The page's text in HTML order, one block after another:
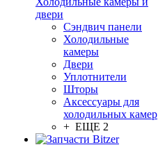
двери
Сэндвич панели
Холодильные
камеры
Двери
Уплотнители
Шторы
Аксессуары для
холодильных камер
+ ЕЩЕ 2